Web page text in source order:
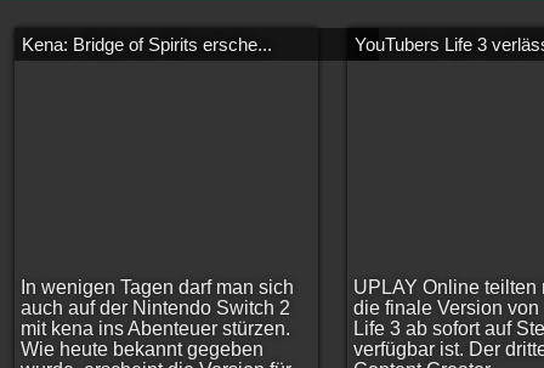
Kena: Bridge of Spirits ersche...
In wenigen Tagen darf man sich
auch auf der Nintendo Switch 2
mit kena ins Abenteuer stürzen.
Wie heute bekannt gegeben
YouTubers Life 3
UPLAY Online teilten
die finale Version von
Life 3 ab sofort auf
verfügbar ist. Der